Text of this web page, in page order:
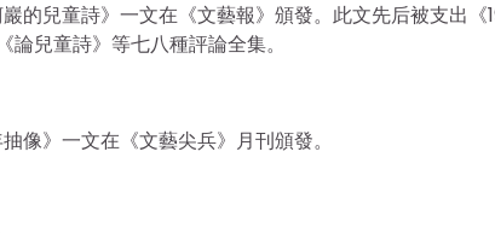
的兒童詩》一文在《文藝報》頒發。此文先后被支出《
論兒童詩》等七八種評論全集。
像》一文在《文藝尖兵》月刊頒發。